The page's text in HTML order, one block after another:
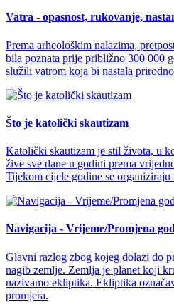
Vatra - opasnost, rukovanje,
Prema arheološkim nalazima,
bila poznata prije približno 300 000
služili vatrom koja bi nastala
Što je katolički skautizam
Katolički skautizam je stil života, u
žive sve dane u godini prema
Tijekom cijele godine se organiziraju
Navigacija - Vrijeme/Promjena
Glavni razlog zbog kojeg dolazi do
nagib zemlje. Zemlja je planet koji
nazivamo ekliptika. Ekliptika
promjera.